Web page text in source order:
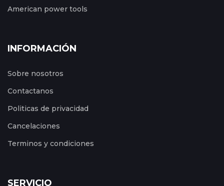
American power tools
INFORMACIÓN
Sobre nosotros
Contactanos
Politicas de privacidad
Cancelaciones
Terminos y condiciones
SERVICIO